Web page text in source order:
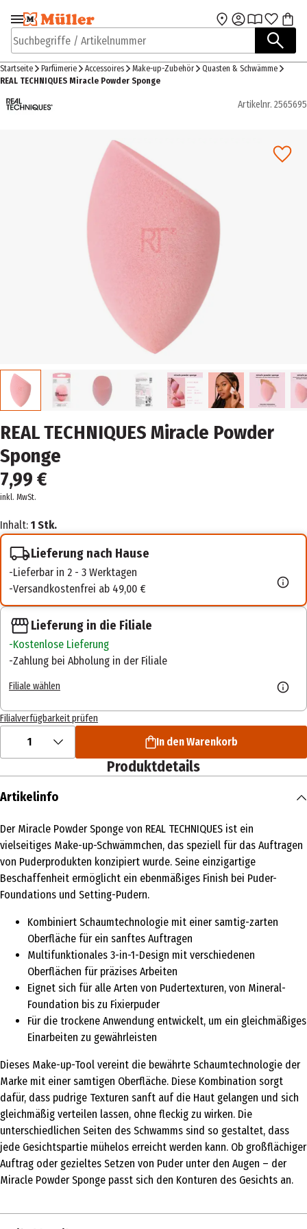
Zur Navigation
springen
Zum Hauptinhalt
Suchbegriffe / Artikelnummer
Startseite Parfümerie Accessoires Make-up-Zubehör
Quasten & Schwämme
REAL TECHNIQUES Miracle Powder Sponge
Artikelnr. 2565695
REAL TECHNIQUES Miracle Powder
Sponge
7,99 €
inkl. MwSt.
Inhalt: 1 Stk.
Lieferung nach Hause
Lieferbar in 2 - 3 Werktagen
Versandkostenfrei ab 49,00 €
Lieferung in die Filiale
Kostenlose Lieferung
Zahlung bei Abholung in der Filiale
Filiale wählen
Filialverfügbarkeit prüfen
1 In den Warenkorb
Produktdetails
Artikelinfo
Der Miracle Powder Sponge von REAL TECHNIQUES ist ein
vielseitiges Make-up-Schwämmchen, das speziell für das Auftragen
von Puderprodukten konzipiert wurde. Seine einzigartige
Beschaffenheit ermöglicht ein ebenmäßiges Finish bei Puder-
Foundations und Setting-Pudern.
Kombiniert Schaumtechnologie mit einer samtig-zarten
Oberfläche für ein sanftes Auftragen
Multifunktionales 3-in-1-Design mit verschiedenen
Oberflächen für präzises Arbeiten
Eignet sich für alle Arten von Pudertexturen, von Mineral-
Foundation bis zu Fixierpuder
Für die trockene Anwendung entwickelt, um ein gleichmäßiges
Einarbeiten zu gewährleisten
Dieses Make-up-Tool vereint die bewährte Schaumtechnologie der
Marke mit einer samtigen Oberfläche. Diese Kombination sorgt
dafür, dass pudrige Texturen sanft auf die Haut gelangen und sich
gleichmäßig verteilen lassen, ohne fleckig zu wirken. Die
unterschiedlichen Seiten des Schwamms sind so gestaltet, dass
jede Gesichtspartie mühelos erreicht werden kann. Ob großflächiger
Auftrag oder gezieltes Setzen von Puder unter den Augen – der
Miracle Powder Sponge passt sich den Konturen des Gesichts an.